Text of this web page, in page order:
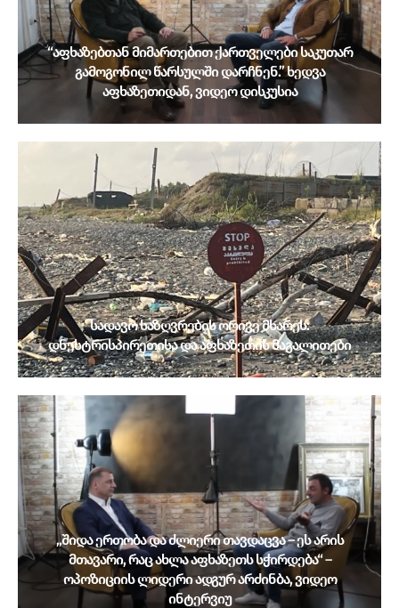
“აფხაზებთან მიმართებით ქართველები საკუთარ
გამოგონილ წარსულში დარჩნენ.” ხედვა
აფხაზეთიდან, ვიდეო დისკუსია
სადავო საზღვრების ორივე მხარეს:
დნესტრისპირეთისა და აფხაზეთის მაგალითები
„შიდა ერთობა და ძლიერი თავდაცვა – ეს არის
მთავარი, რაც ახლა აფხაზეთს სჭირდება“ –
ოპოზიციის ლიდერი ადგურ არძინბა, ვიდეო
ინტერვიუ